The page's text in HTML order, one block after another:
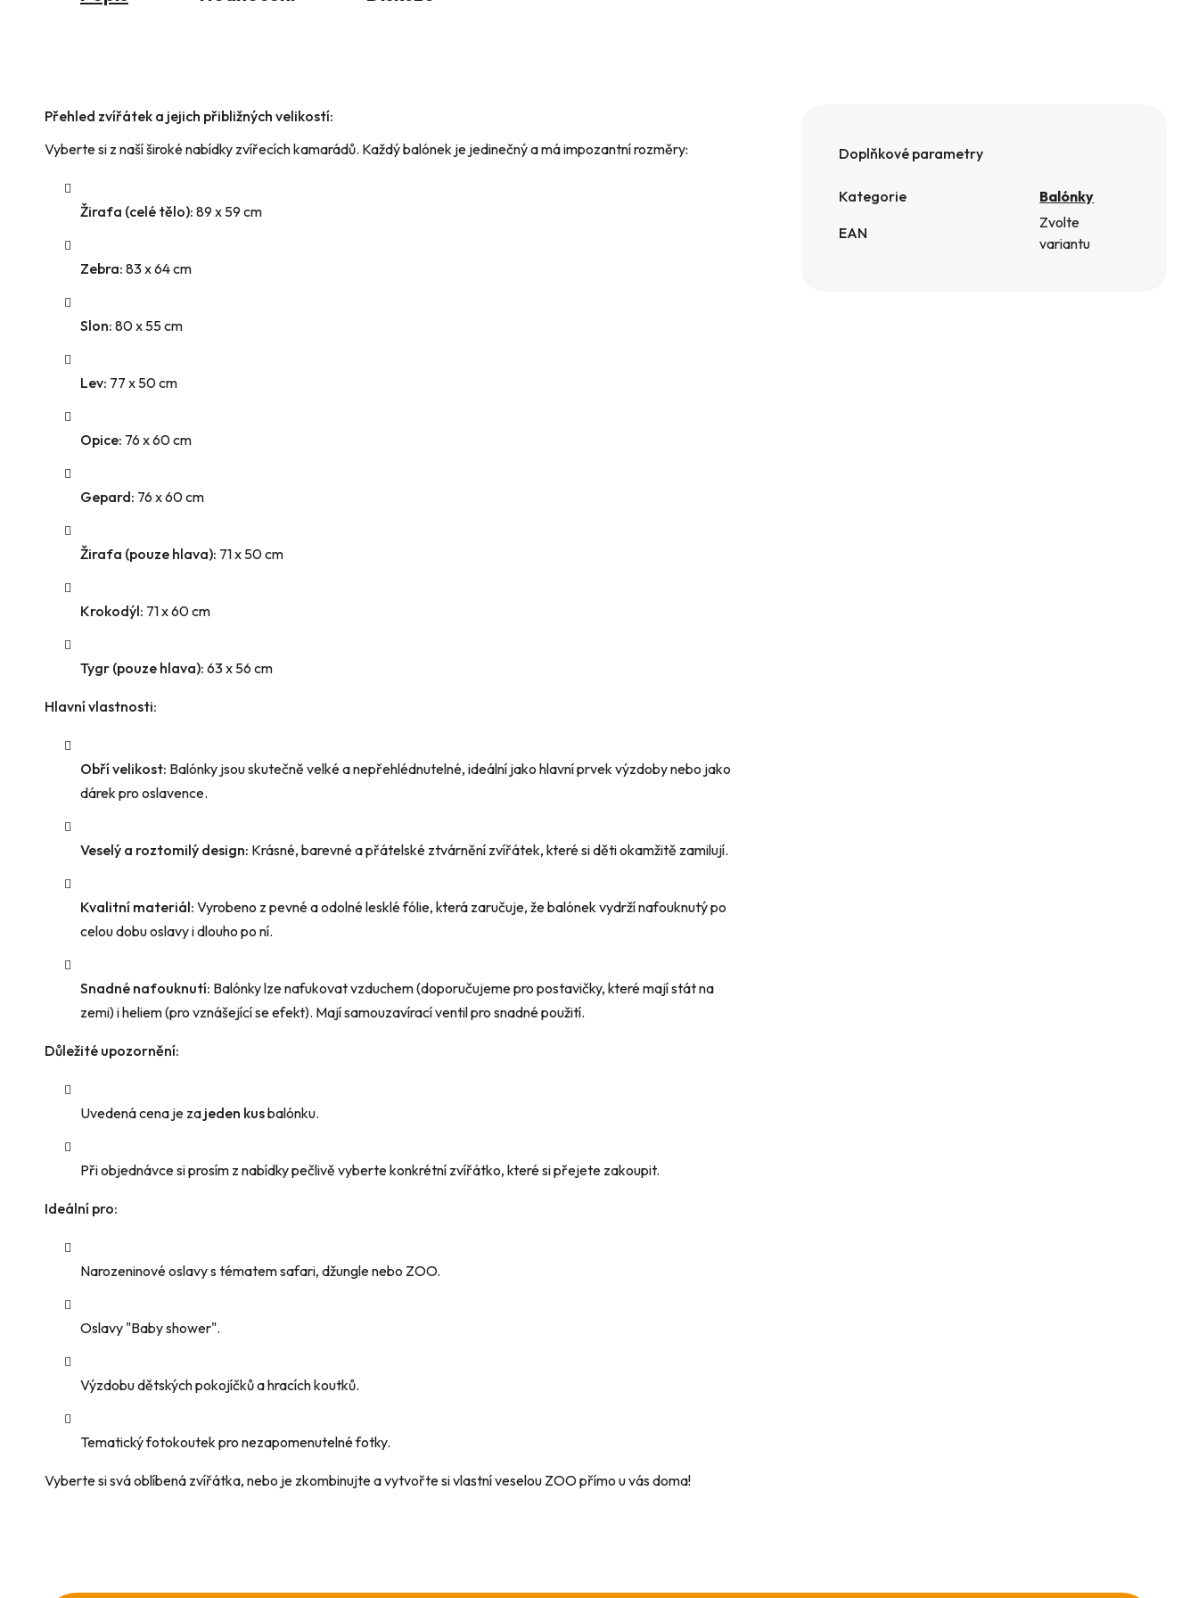
Přehled zvířátek a jejich přibližných velikostí:
Vyberte si z naší široké nabídky zvířecích kamarádů. Každý balónek je jedinečný a má impozantní rozměry:
Žirafa (celé tělo): 89 x 59 cm
Zebra: 83 x 64 cm
Slon: 80 x 55 cm
Lev: 77 x 50 cm
Opice: 76 x 60 cm
Gepard: 76 x 60 cm
Žirafa (pouze hlava): 71 x 50 cm
Krokodýl: 71 x 60 cm
Tygr (pouze hlava): 63 x 56 cm
Hlavní vlastnosti:
Obří velikost: Balónky jsou skutečně velké a nepřehlédnutelné, ideální jako hlavní prvek výzdoby nebo jako
dárek pro oslavence.
Veselý a roztomilý design: Krásné, barevné a přátelské ztvárnění zvířátek, které si děti okamžitě zamilují.
Kvalitní materiál: Vyrobeno z pevné a odolné lesklé fólie, která zaručuje, že balónek vydrží nafouknutý po
celou dobu oslavy i dlouho po ní.
Snadné nafouknutí: Balónky lze nafukovat vzduchem (doporučujeme pro postavičky, které mají stát na
zemi) i heliem (pro vznášející se efekt). Mají samouzavírací ventil pro snadné použití.
Důležité upozornění:
Uvedená cena je za jeden kusbalónku.
Při objednávce si prosím z nabídky pečlivě vyberte konkrétní zvířátko, které si přejete zakoupit.
Ideální pro:
Narozeninové oslavy s tématem safari, džungle nebo ZOO.
Oslavy "Baby shower".
Výzdobu dětských pokojíčků a hracích koutků.
Tematický fotokoutek pro nezapomenutelné fotky.
Vyberte si svá oblíbená zvířátka, nebo je zkombinujte a vytvořte si vlastní veselou ZOO přímo u vás doma!
Doplňkové parametry
Kategorie Balónky
EAN
Zvolte
variantu